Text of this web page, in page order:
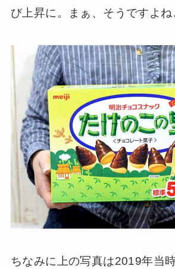
び上昇に。まぁ、そうですよ
ちなみに上の写真は2019年当